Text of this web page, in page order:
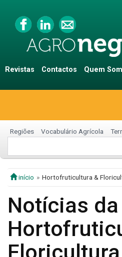
Revistas Contactos Quem
Regiões Vocabulário Agrícola
início Hortofruticultura &
Notícias da